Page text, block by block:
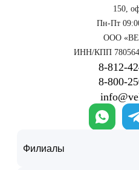
150,
Пн-Пт
ООО
ИНН/КПП
Филиалы